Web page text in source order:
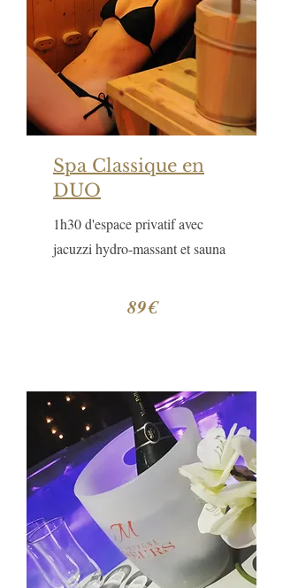
Spa Classique en
DUO
1h30 d'espace privatif avec
jacuzzi hydro-massant et sauna
89€